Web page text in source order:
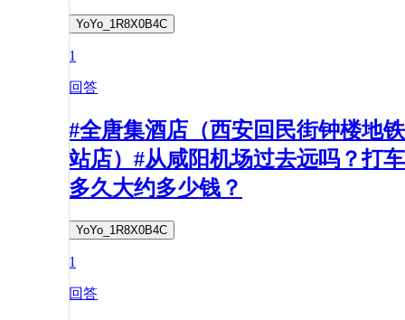
YoYo_1R8X0B4C
1
回答
#全唐集酒店（西安回民街钟楼地铁
站店）#从咸阳机场过去远吗？打车
多久大约多少钱？
YoYo_1R8X0B4C
1
回答